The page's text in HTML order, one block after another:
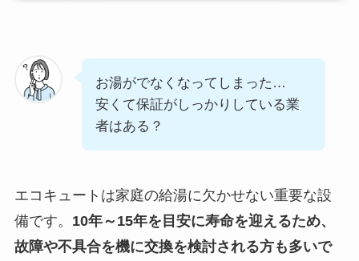
お湯がでなくなってしまった…
安くて保証がしっかりしている業
者はある？
エコキュートは家庭の給湯に欠かせない重要な設
備です。 10年～15年を目安に寿命を迎えるため、
故障や不具合を機に交換を検討される方も多いで